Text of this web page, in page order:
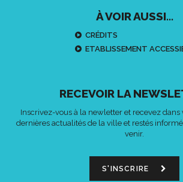
À VOIR AUSSI...
CRÉDITS
ETABLISSEMENT
RECEVOIR LA
Inscrivez-vous à la newletter et recevez dans
dernières actualités de la ville et restés
venir.
S'INSCRIRE